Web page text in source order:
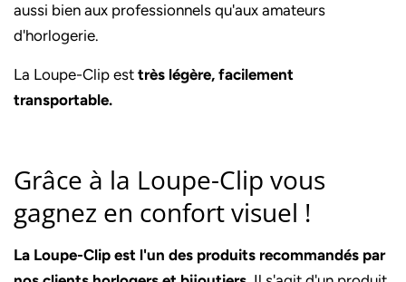
aussi bien aux professionnels qu'aux amateurs
d'horlogerie.
La Loupe-Clip est très légère, facilement
transportable.
Grâce à la Loupe-Clip vous
gagnez en confort visuel !
La Loupe-Clip est l'un des produits recommandés par